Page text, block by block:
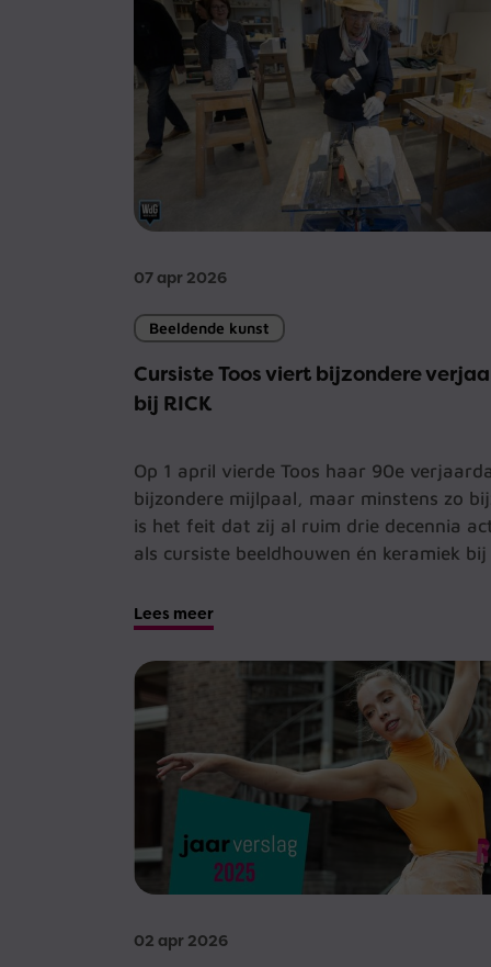
07 apr 2026
Beeldende kunst
Cursiste Toos viert bijzondere
bij RICK
Op 1 april vierde Toos haar 90e
bijzondere mijlpaal, maar minstens zo
is het feit dat zij al ruim drie decennia
als cursiste beeldhouwen én keramiek bij
Lees meer
02 apr 2026